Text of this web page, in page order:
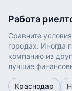
Работа
Сравните
городах. Иногда
компанию из
лучшие
Краснодар